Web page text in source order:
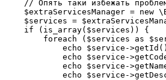
// Опять таки избежать
$extraServicesManager = new
$services =
    if (is_array($services)) {
foreach ($services as
echo $service-
echo $service-
echo $service-
echo $service-